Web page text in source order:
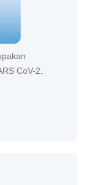
CoV-2.